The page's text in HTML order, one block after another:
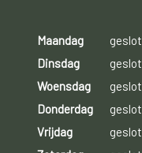
Maandag
Dinsdag
Woensdag
Donderdag
Vrijdag